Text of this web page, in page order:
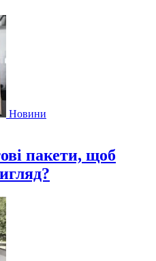
Новини
пакети, щоб